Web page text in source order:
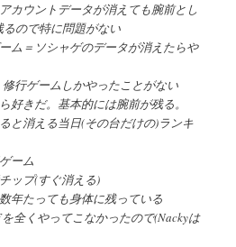
カウントデータが消えても腕前とし
ので特に問題がない
ム＝ソシャゲのデータが消えたらや
修行ゲームしかやったことがない
好きだ。基本的には腕前が残る。
と消える当日(その台だけの)ランキ
ーム
ップ(すぐ消える)
年たっても身体に残っている
全くやってこなかったので(Nackyは